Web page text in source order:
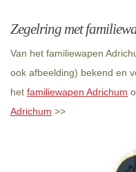
Zegelring met
Van het familiewapen
ook afbeelding) bekend en
het familiewapen Adrichum
Adrichum >>